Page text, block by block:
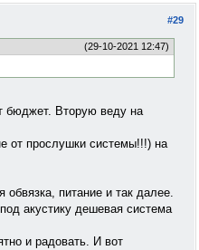
#29
(29-10-2021 12:47)
бюджет. Вторую веду на
от прослушки системы!!!) на
питание и так далее.
акустику дешевая система
и радовать. И вот